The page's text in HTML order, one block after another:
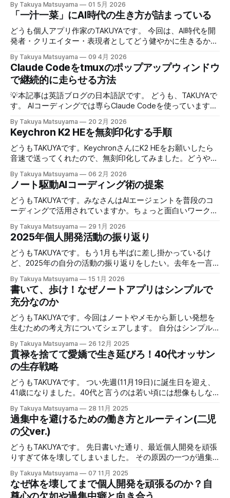
ら頑張って面白い話をひねり出す必要が無いので、気が楽に
なった。話の結論も何もいらなくて、「そうなんですね」
「いいですね」「ほんじゃお疲れ様です〜」みたいな感じで
締めくくる。反応に困ったらとりあえず「いいですね」まじ
で便利！男相手の会話でも有効。インタビューにも応用が利
きそうだ。 天気が悪くてだるいので、やる気が出るまで部
屋でレシートの撮影などの単純作業をして過ごした。レシー
トを撮ったら事務代行さんに投げる。そのうちAIに代替させ
ーラムをチェックしたら、
き起こしが出来たので、こちらに掲載します。お楽しみくだ
さい。 ※ギアアイコンをクリックして、音声と字幕を日本語
に変更できます。 00:00 イントロ:TAKUYAさんようこそ
01:32 TAKUYAさんの自己紹介:WalknoteからInkdropまで
がフリーランス案件につながった 09:17 Inkdropで食えるよ
うになるまで 12:15 なぜ最初から海外市場を狙ったのか
14:54 AI登場前、英語コピーに苦戦した話 16:18 AIバイブコ
ーディング時代をどう見ているか 17:24 全てのコードを一行
ずつレビューする使い方 21:06 AIは新幹線:速さの先にあるも
の 25:53 AI時代に「感性」が大事になる 27:
By Takuya Matsuyama 01 5月 2026
「一汁一菜」にAI時代の生き方が詰まっている
どうも個人アプリ作家のTAKUYAです。 今回は、AI時代を開
発者・クリエイター・表現者としてどう健やかに生きるか、
の「健やかに生きる」とは、心身の健康を保ちながら、もの
づくりを楽しみ続けるという意味です。 読者の中にも、最
近のAIの急速な進化の中でどう生き残り、さらに活躍してい
くかを悩んでいる方は多いのではないでしょうか。正直、す
べてに対する正解はわかりません。未来を正確に予測できる
ーティストとして生きる上で大事なのは、「戦略」や「堀
(moat)」を築くことよりも、「生きる方向性」 だと思って
います。 人生とは速度ではなく方向である – ゲーテ 自分
はどこに行きたいのか？何を見たいのか？それが大事です。
戦略は状況に合わせて柔軟に変えればいいからです。 今回
は、日本の文化からいくつかの生き方の原則を探ってみたい
と思います。 最近、料理研究家の 土井善晴 さんの 「一汁一
菜でよいという提案」 を読んで、日々のリズムを健やかに
保つためのヒントがたくさん詰まっていると感じまし
By Takuya Matsuyama 09 4月 2026
Claude Codeをtmuxのポップアップウィンドウ
で継続的に走らせる方法
💡本記事は英語ブログの日本語訳です。 どうも、TAKUYAで
す。 AIコーディングでは専らClaude Codeを使っています。
いたのですが、幅が狭すぎてメッセージやdiffがまともに表
示できず、使いづらかったです。 <Prefix>+zでペインを最大
化すればいいのですが、毎回やるのは面倒でした。 そこ
で、ポップアップウィンドウでClaude Codeを起動するよう
てもバックグラウンドで動き続けるので、すぐに再開できま
す。 この記事では、それを実現するためのtmuxの設定方法
を紹介します。 動画で見る(英語): ポップアップウィンドウ
はサブプロセスを維持できない tmuxのdisplay-popupコマン
たツールにすぐアクセスするのに便利です。 僕はlazygitで
gitの状態をサッと確認するのに使っています: bind -r g
display-popup -d '#{pane_current_path}'
By Takuya Matsuyama 20 2月 2026
Keychron K2 HEを無刻印化する手順
どうもTAKUYAです。KeychronさんにK2 HEをお願いしたら
音速で送ってくれたので、無刻印化してみました。どうやっ
す。これは３年間ぐらい使ってきました。キーキャップが若
干くたびれていますね。でも問題なく今まで使えていまし
た。そろそろ飽きてきたので新しいキーボードを試したいと
思い、前から気になっていたK2 HEを試すことにしました
ッドトリガー ワイヤレス カスタムキーボード、ホールエフ
ェクトGateronダブルレール・マグネットスイッチ、
2.4GHz・Bluetooth無線対応、QMKプログラム可能、アルミ
+ウッドフレーム、USレイアウト、RGBライト、Mac
ボード 通販【国内正規品】Keychron K2 HE ラピッドトリガ
ー ワイヤレス カスタムキーボード、ホールエフェクト
Gateronダブルレール・マグネットスイッチ、
By Takuya Matsuyama 06 2月 2026
ノート駆動AIコーディング術の提案
どうもTAKUYAです。みなさんはAIエージェントを普段のコ
ーディングで活用されていますか。ちょっと面白いワークフ
エージェンティック・コーディング・ワークフローです。最
近Claude Codeのプランモードを使っていたら、ターミナル
内で生成されたプランを読むのが辛かったんです。それで、
じゃあMarkdownノートアプリであるInkdropをプランの保存
て、 試してみました。こちらがそのデモです（英語）： こ
ちらがClaude Codeの設定ファイル群です： GitHub -
inkdropapp/note-driven-agentic-coding-workflow at
devas.lifeComplete Claude Code configuration collection -
agents, skills, hooks, commands, rules, MCPs. Battle-
tested configs from an Anthropic hackathon w
By Takuya Matsuyama 29 1月 2026
2025年個人開発活動の振り返り
どうもTAKUYAです。もう1月も半ばに差し掛かっているけ
ど、2025年の自分の活動の振り返りをしたい。去年を一言
節目にあたって、体調不良や災難が起こりやすいと経験的に
言われる年齢のこと。数え年で42歳、確かにもう若さに任せ
た事は出来ないなと痛感した年だった。(ところであなたの
国ではこのような年はありますか？) 夏に体調を崩して2~3
ヶ月動けなくなった 暖かくなり花粉が飛び出した頃に、持
しまった。酷さで言うと、2019年に脱ステした時と同じぐら
い。 脱ステに無事成功したから、この地獄は二度と味わう
ことはないだろうと高を括っていたが、まさか7年後にまた
味わうとは思わなかった。当時の独身時代と違い、妻も子供
もいる中で、周りに多大な迷惑をかける事となった。夏の子
供との思い出が全く無い。悲しい。 現在はQoLもほとんど元
の状態まで復活できた。写真を撮って症状の変化を記録した
ので、機会があればシェアしたい。食事療法など色々試した
が、結局歩くのが一番自分に効いた。それ以来、一日一万歩
By Takuya Matsuyama 15 1月 2026
書いて、歩け！なぜノートアプリはシンプルで
充分なのか
どうもTAKUYAです。今回はノートやメモから新しい発想を
生むための考え方についてシェアします。 自分はシンプル
ています。なので、どうしても「ノートアプリの作者」とし
てのポジショントークが含まれてしまいますが、逆に言え
ば、「ノートアプリを約10年間作り続けてきた人間が、どう
やってアイデアを生み出しているのか」 という実際的な体
験談として読んでもらえれば幸いです。 結論から言うと、
るのはあなたの脳だ」と考えています。本稿では、ノートア
プリの機能に溺れずユニークなアイデアを考え出すために僕
が実践している事をシェアします。 TL;DR * ノート整理に時
間をかけるな。グループ化で充分だ * すごい人はアイデアが
「降りてくる」のを待つ * プログラミング × 料理動画 とい
う有機的な掛け合わせ * ノートは「忘れる」ために書く * 歩
け！ ノート整理に時間をかけるな。グループ化で充分だ 巷
ではZettelkastenなどが流行っているようですね。これ
By Takuya Matsuyama 26 12月 2025
貫禄を捨てて愛嬌で生き延びろ！40代オッサン
の生存戦略
どうもTAKUYAです。 つい先週(11月19日)に誕生日を迎え、
41歳になりました。40代と言うのは若い頃には想像もしな
り具体的に湧かない、曖昧な年齢ではないでしょうか？自分
の父親を想像するも、日中はいつも仕事でいなかったのであ
まり参考になりません。 自分は個人開発で生計を立ててい
て20代、30代で積み上げて来たものが上手く実を結んだお
かげで今の生活があります。育児にも、いわゆるサラリーマ
ています。ママ友も出来ました（迷惑かけっぱなしです
が）。 本記事では、そんなライフスタイルを送る自分が40
代で大事にしたいことについて書きたいと思います。タイト
By Takuya Matsuyama 28 11月 2025
過集中を避けるための働き方とルーティン(二児
の父ver.)
どうもTAKUYAです。 先日書いた通り、最近個人開発を頑張
りすぎて体を壊してしまいました。 その原因の一つが過集
なる傾向があり、それがたまに私生活にも影響を及ぼしま
す。同じ失敗を繰り返さないためにも、ちょっと働き方を再
By Takuya Matsuyama 07 11月 2025
なぜ体を壊してまで個人開発を頑張るのか？自